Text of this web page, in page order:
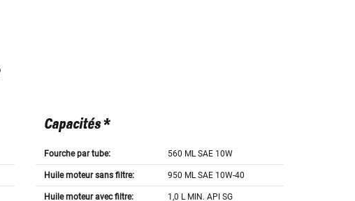
Capacités *
Fourche par tube: 560 ML SAE 10W
Huile moteur sans filtre: 950 ML SAE 10W-40
Huile moteur avec filtre: 1,0 L MIN. API SG